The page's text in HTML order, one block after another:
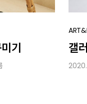
기
갤러
에이
갤